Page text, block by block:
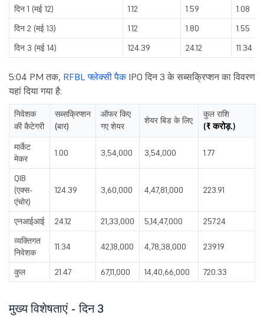
दिन 1 (मई 12)
1.12 1.59
1.08
दिन 2 (मई 13)
1.12 1.80
1.55
दिन 3 (मई 14)
124.39 24.12 11.34
5:04 PM तक, RFBL फ्लेक्सी पैकIPO दिन 3 के सब्सक्रिप्शन का विवरण
यहां दिया गया है:
निवेशक
की कैटेगरी
सब्सक्रिप्शन
(बार)
ऑफर किए
गए शेयर
शेयर बिड के लिए
कुल राशि
(₹ करोड़.)
मार्केट
मेकर
1.00 3,54,000 3,54,000 1.77
QIB
(एक्स-
एंचोर)
124.39 3,60,000 4,47,81,000 223.91
एनआईआई 24.12 21,33,000 5,14,47,000
257.24
व्यक्तिगत
निवेशक
11.34 42,18,000 4,78,38,000 239.19
कुल 21.47 67,11,000 14,40,66,000 720.33
मुख्य विशेषताएं - दिन 3